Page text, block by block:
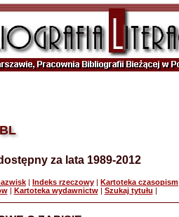
za lata 1989-2012
| Indeks rzeczowy | Kartoteka czasopism
| Kartoteka wydawnictw| Szukaj tytułu |